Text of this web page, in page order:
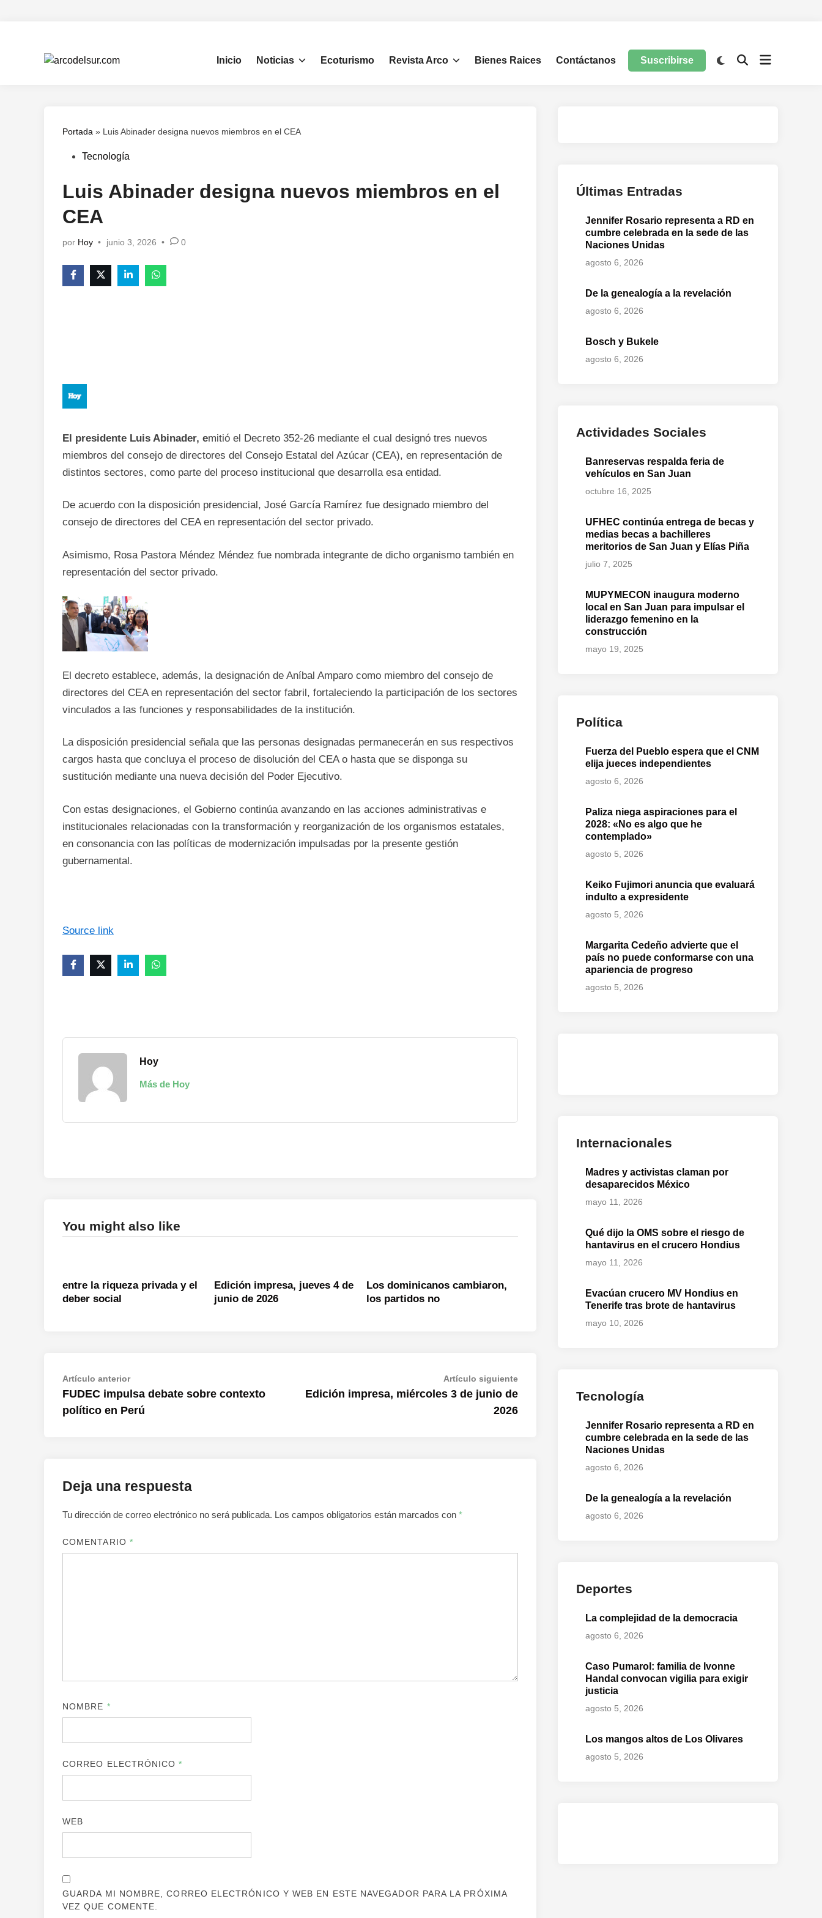
Inicio Noticias Ecoturismo Revista Arco Bienes Raices Contáctanos Suscribirse
Portada » Luis Abinader designa nuevos miembros en el CEA
Publicado
Tecnología
Luis Abinader designa nuevos miembros en el
CEA
por Hoy • junio 3, 2026 • 0
El presidente Luis Abinader, emitió el Decreto 352-26 mediante el cual designó tres nuevos
miembros del consejo de directores del Consejo Estatal del Azúcar (CEA), en representación de
distintos sectores, como parte del proceso institucional que desarrolla esa entidad.
De acuerdo con la disposición presidencial, José García Ramírez fue designado miembro del
consejo de directores del CEA en representación del sector privado.
Asimismo, Rosa Pastora Méndez Méndez fue nombrada integrante de dicho organismo también en
representación del sector privado.
El decreto establece, además, la designación de Aníbal Amparo como miembro del consejo de
directores del CEA en representación del sector fabril, fortaleciendo la participación de los sectores
vinculados a las funciones y responsabilidades de la institución.
La disposición presidencial señala que las personas designadas permanecerán en sus respectivos
cargos hasta que concluya el proceso de disolución del CEA o hasta que se disponga su
sustitución mediante una nueva decisión del Poder Ejecutivo.
Con estas designaciones, el Gobierno continúa avanzando en las acciones administrativas e
institucionales relacionadas con la transformación y reorganización de los organismos estatales,
en consonancia con las políticas de modernización impulsadas por la presente gestión
gubernamental.
Source link
Hoy
Más de Hoy
You might also like
entre la riqueza privada y el
deber social
Edición impresa, jueves 4 de
junio de 2026
Los dominicanos cambiaron,
los partidos no
Navegación
de
entradas
Artículo anteriorArtículo
anterior:
FUDEC impulsa debate sobre contexto
político en Perú
Artículo siguienteArtículo
siguiente:
Edición impresa, miércoles 3 de junio de
2026
Deja una respuesta
Tu dirección de correo electrónico no será publicada. Los campos obligatorios están marcados con *
COMENTARIO *
NOMBRE *
CORREO ELECTRÓNICO*
WEB
GUARDA MI NOMBRE, CORREO ELECTRÓNICO Y WEB EN ESTE NAVEGADOR PARA LA PRÓXIMA
VEZ QUE COMENTE.
Últimas Entradas
Jennifer Rosario representa a RD en
cumbre celebrada en la sede de las
Naciones Unidas
agosto 6, 2026
De la genealogía a la revelación
agosto 6, 2026
Bosch y Bukele
agosto 6, 2026
Actividades Sociales
Banreservas respalda feria de
vehículos en San Juan
octubre 16, 2025
UFHEC continúa entrega de becas y
medias becas a bachilleres
meritorios de San Juan y Elías Piña
julio 7, 2025
MUPYMECON inaugura moderno
local en San Juan para impulsar el
liderazgo femenino en la
construcción
mayo 19, 2025
Política
Fuerza del Pueblo espera que el CNM
elija jueces independientes
agosto 6, 2026
Paliza niega aspiraciones para el
2028: «No es algo que he
contemplado»
agosto 5, 2026
Keiko Fujimori anuncia que evaluará
indulto a expresidente
agosto 5, 2026
Margarita Cedeño advierte que el
país no puede conformarse con una
apariencia de progreso
agosto 5, 2026
Internacionales
Madres y activistas claman por
desaparecidos México
mayo 11, 2026
Qué dijo la OMS sobre el riesgo de
hantavirus en el crucero Hondius
mayo 11, 2026
Evacúan crucero MV Hondius en
Tenerife tras brote de hantavirus
mayo 10, 2026
Tecnología
Jennifer Rosario representa a RD en
cumbre celebrada en la sede de las
Naciones Unidas
agosto 6, 2026
De la genealogía a la revelación
agosto 6, 2026
Deportes
La complejidad de la democracia
agosto 6, 2026
Caso Pumarol: familia de Ivonne
Handal convocan vigilia para exigir
justicia
agosto 5, 2026
Los mangos altos de Los Olivares
agosto 5, 2026